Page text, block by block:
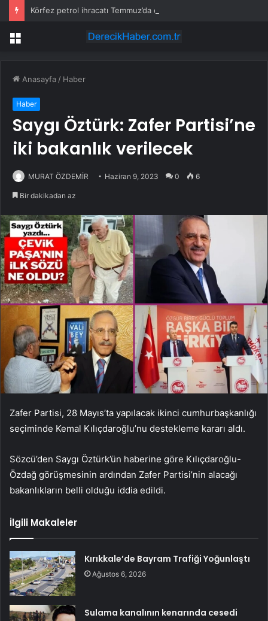
Menü
Anasayfa / Haber
Haber
Saygı Öztürk: Zafer Partisi’ne
iki bakanlık verilecek
MURAT ÖZDEMİR Haziran 9, 2023 0 6
Bir dakikadan az
Zafer Partisi, 28 Mayıs’ta yapılacak ikinci cumhurbaşkanlığı
seçiminde Kemal Kılıçdaroğlu’nu destekleme kararı aldı.
Sözcü’den Saygı Öztürk’ün haberine göre Kılıçdaroğlu-
Özdağ görüşmesinin ardından Zafer Partisi’nin alacağı
bakanlıkların belli olduğu iddia edildi.
İlgili Makaleler
Kırıkkale’de Bayram Trafiği Yoğunlaştı
Ağustos 6, 2026
Sulama kanalının kenarında cesedi